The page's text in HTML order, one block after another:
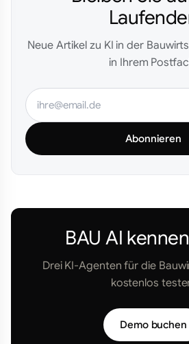
Neue Artikel zu KI in der
in Ihrem
Abonnieren
BAU AI
Drei KI-Agenten für die
kostenlos
Demo buchen